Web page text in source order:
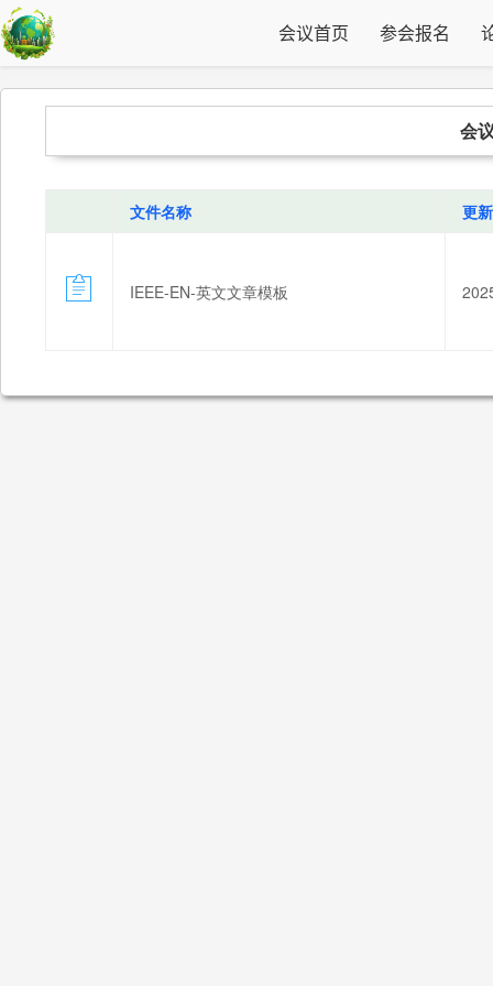
会议首页 参会报名
会
文件名称 更
IEEE-EN-英文文章模板